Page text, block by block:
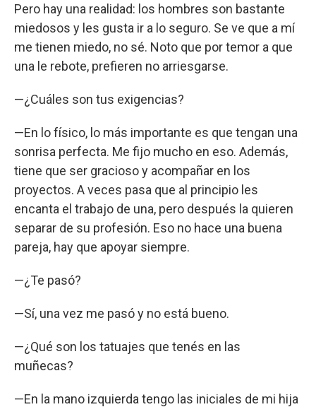
Pero hay una realidad: los hombres son bastante
miedosos y les gusta ir a lo seguro. Se ve que a mí
me tienen miedo, no sé. Noto que por temor a que
una le rebote, prefieren no arriesgarse.
—¿Cuáles son tus exigencias?
—En lo físico, lo más importante es que tengan una
sonrisa perfecta. Me fijo mucho en eso. Además,
tiene que ser gracioso y acompañar en los
proyectos. A veces pasa que al principio les
encanta el trabajo de una, pero después la quieren
separar de su profesión. Eso no hace una buena
pareja, hay que apoyar siempre.
—¿Te pasó?
—Sí, una vez me pasó y no está bueno.
—¿Qué son los tatuajes que tenés en las
muñecas?
—En la mano izquierda tengo las iniciales de mi hija